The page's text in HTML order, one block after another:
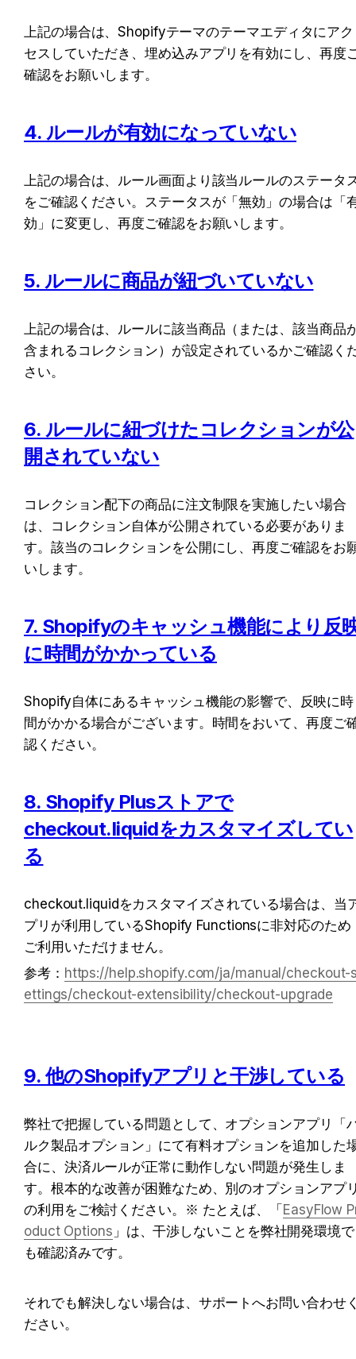
上記の場合は、Shopifyテーマのテーマエディタにアク
セスしていただき、埋め込みアプリを有効にし、再度
確認をお願いします。
4. ルールが有効になっていない
上記の場合は、ルール画面より該当ルールのステータ
をご確認ください。ステータスが「無効」の場合は「
効」に変更し、再度ご確認をお願いします。
5. ルールに商品が紐づいていない
上記の場合は、ルールに該当商品（または、該当商品
含まれるコレクション）が設定されているかご確認く
さい。
6. ルールに紐づけたコレクションが公
開されていない
コレクション配下の商品に注文制限を実施したい場合
は、コレクション自体が公開されている必要がありま
す。該当のコレクションを公開にし、再度ご確認をお
いします。
7. Shopifyのキャッシュ機能により反
に時間がかかっている
Shopify自体にあるキャッシュ機能の影響で、反映に時
間がかかる場合がございます。時間をおいて、再度ご
認ください。
8. Shopify Plusストアで
checkout.liquidをカスタマイズしてい
る
checkout.liquidをカスタマイズされている場合は、当
プリが利用しているShopify Functionsに非対応のため
ご利用いただけません。
参考： https://help.shopify.com/ja/manual/checkout-
ettings/checkout-extensibility/checkout-upgrade
9. 他のShopifyアプリと干渉している
弊社で把握している問題として、オプションアプリ「
ルク製品オプション」にて有料オプションを追加した
合に、決済ルールが正常に動作しない問題が発生しま
す。根本的な改善が困難なため、別のオプションアプ
の利用をご検討ください。※ たとえば、「EasyFlow
oduct Options 」は、干渉しないことを弊社開発環境で
も確認済みです。
それでも解決しない場合は、サポートへお問い合わせ
ださい。